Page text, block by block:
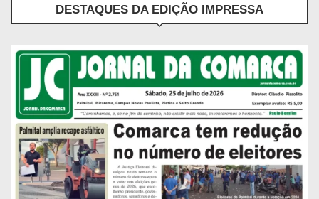
DESTAQUES DA EDIÇÃO IMPRESSA